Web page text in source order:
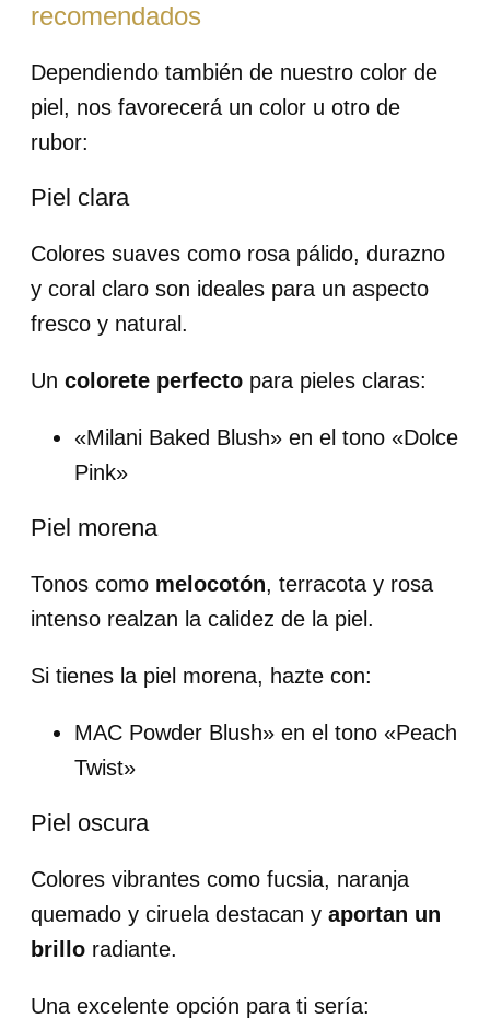
recomendados
Dependiendo también de nuestro color de
piel, nos favorecerá un color u otro de
rubor:
Piel clara
Colores suaves como rosa pálido, durazno
y coral claro son ideales para un aspecto
fresco y natural.
Un colorete perfecto para pieles claras:
«Milani Baked Blush» en el tono «Dolce
Pink»
Piel morena
Tonos como melocotón, terracota y rosa
intenso realzan la calidez de la piel.
Si tienes la piel morena, hazte con:
MAC Powder Blush» en el tono «Peach
Twist»
Piel oscura
Colores vibrantes como fucsia, naranja
quemado y ciruela destacan y aportan un
brillo radiante.
Una excelente opción para ti sería: